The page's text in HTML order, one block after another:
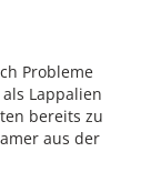
Probleme
Lappalien
bereits zu
aus der